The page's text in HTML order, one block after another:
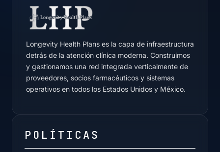
Longevity Health Plans es la capa de infraestructura
detrás de la atención clínica moderna. Construimos
y gestionamos una red integrada verticalmente de
proveedores, socios farmacéuticos y sistemas
operativos en todos los Estados Unidos y México.
POLÍTICAS